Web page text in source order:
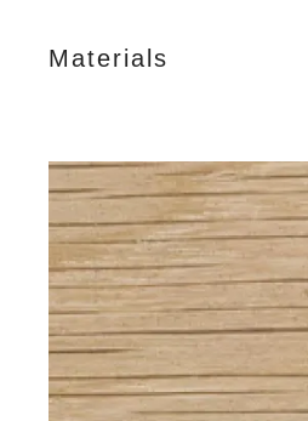
Materials